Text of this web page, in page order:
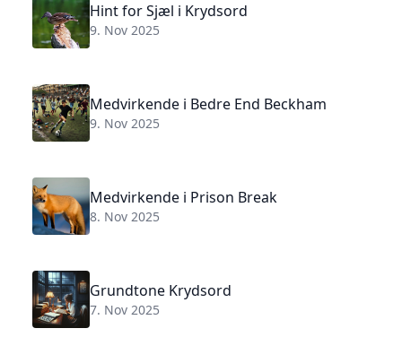
Hint for Sjæl i Krydsord
9. Nov 2025
Medvirkende i Bedre End Beckham
9. Nov 2025
Medvirkende i Prison Break
8. Nov 2025
Grundtone Krydsord
7. Nov 2025